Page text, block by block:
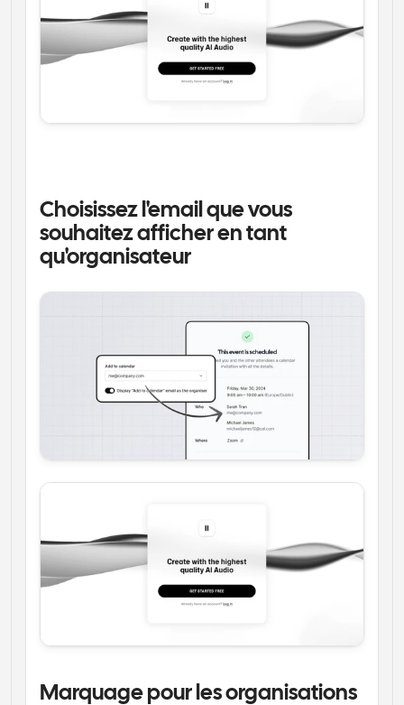
Choisissez l'email que vous
souhaitez afficher en tant
qu'organisateur
Marquage pour les organisations